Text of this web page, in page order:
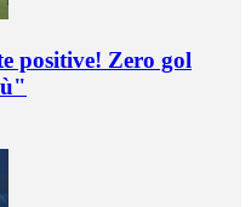
positive! Zero gol